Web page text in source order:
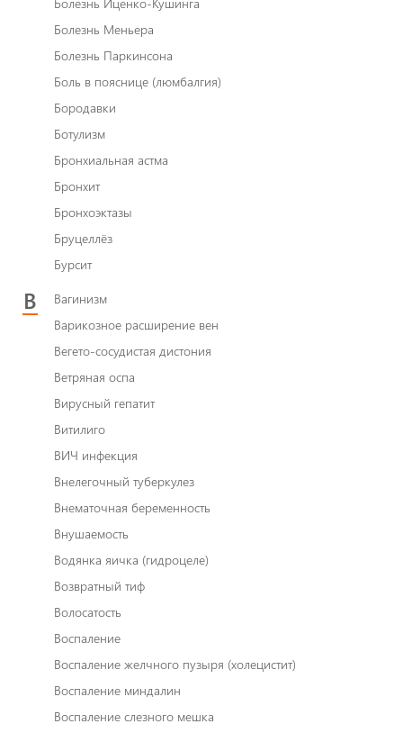
Болезнь Меньера
Болезнь Паркинсона
Боль в пояснице (люмбалгия)
Бородавки
Ботулизм
Бронхиальная астма
Бронхит
Бронхоэктазы
Бруцеллёз
Бурсит
В
Вагинизм
Варикозное расширение вен
Вегето-сосудистая дистония
Ветряная оспа
Вирусный гепатит
Витилиго
ВИЧ инфекция
Внелегочный туберкулез
Внематочная беременность
Внушаемость
Водянка яичка (гидроцеле)
Возвратный тиф
Волосатость
Воспаление
Воспаление желчного пузыря (холецистит)
Воспаление миндалин
Воспаление слезного мешка